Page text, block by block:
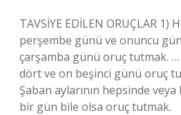
TAVSİYE EDİLEN ORUÇLAR 1)
perşembe günü ve onuncu
çarşamba günü oruç tutmak. …
dört ve on beşinci günü oruç
Şaban aylarının hepsinde
bir gün bile olsa oruç tutmak.